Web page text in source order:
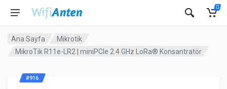
0
Ana Sayfa
Mikrotik
MikroTik R11e-LR2 | miniPCIe 2.4 GHz LoRa® Konsantratör
#916